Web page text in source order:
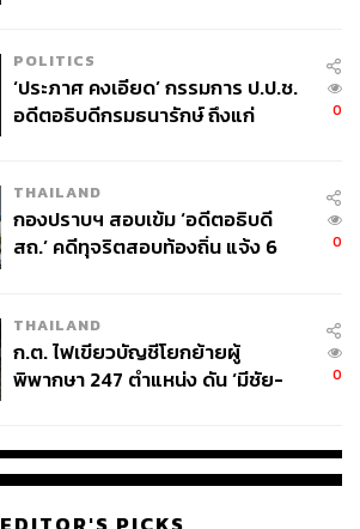
POLITICS
‘ประภาศ คงเอียด’ กรรมการ ป.ป.ช.
อดีตอธิบดีกรมธนารักษ์ ถึงแก่
0
THAILAND
กองปราบฯ สอบเข้ม ‘อดีตอธิบดี
สถ.’ คดีทุจริตสอบท้องถิ่น แจ้ง 6
0
THAILAND
ก.ต. ไฟเขียวบัญชีโยกย้ายผู้
พิพากษา 247 ตำแหน่ง ดัน ‘มีชัย-
0